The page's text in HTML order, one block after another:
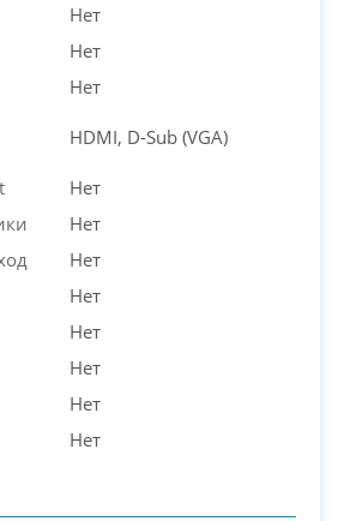
Нет
Нет
Нет
HDMI, D-Sub (VGA)
Нет
Нет
Нет
Нет
Нет
Нет
Нет
Нет